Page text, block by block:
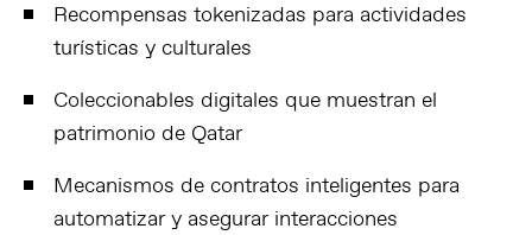
Recompensas tokenizadas para actividades
turísticas y culturales
Coleccionables digitales que muestran el
patrimonio de Qatar
Mecanismos de contratos inteligentes para
automatizar y asegurar interacciones